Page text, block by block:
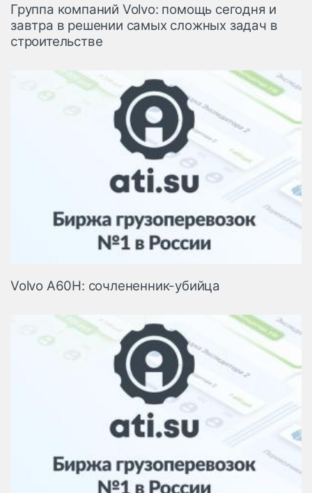
Группа компаний Volvo: помощь сегодня и
завтра в решении самых сложных задач в
строительстве
Volvo A60H: сочлененник-убийца